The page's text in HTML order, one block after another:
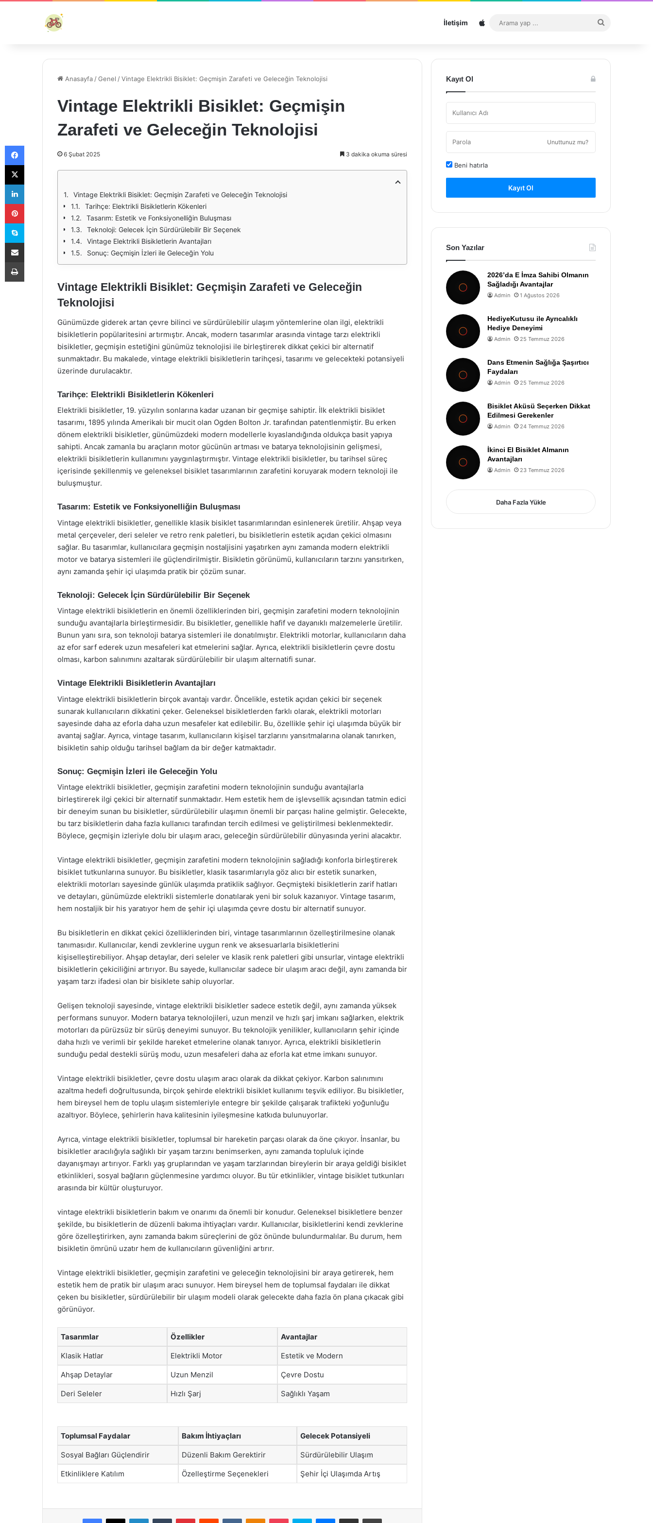
İletişim Sitemap
...
Anasayfa /Genel /Vintage Elektrikli Bisiklet: Geçmişin Zarafeti ve Geleceğin Teknolojisi
Vintage Elektrikli Bisiklet: Geçmişin
Zarafeti ve Geleceğin Teknolojisi
6 Şubat 2025 3 dakika okuma süresi
Vintage Elektrikli Bisiklet: Geçmişin Zarafeti ve Geleceğin Teknolojisi
Tarihçe: Elektrikli Bisikletlerin Kökenleri
Tasarım: Estetik ve Fonksiyonelliğin Buluşması
Teknoloji: Gelecek İçin Sürdürülebilir Bir Seçenek
Vintage Elektrikli Bisikletlerin Avantajları
Sonuç: Geçmişin İzleri ile Geleceğin Yolu
Vintage Elektrikli Bisiklet: Geçmişin Zarafeti ve Geleceğin
Teknolojisi
Günümüzde giderek artan çevre bilinci ve sürdürülebilir ulaşım yöntemlerine olan ilgi, elektrikli
bisikletlerin popülaritesini artırmıştır. Ancak, modern tasarımlar arasında vintage tarzı elektrikli
bisikletler, geçmişin estetiğini günümüz teknolojisi ile birleştirerek dikkat çekici bir alternatif
sunmaktadır. Bu makalede, vintage elektrikli bisikletlerin tarihçesi, tasarımı ve gelecekteki potansiyeli
üzerinde durulacaktır.
Tarihçe: Elektrikli Bisikletlerin Kökenleri
Elektrikli bisikletler, 19. yüzyılın sonlarına kadar uzanan bir geçmişe sahiptir. İlk elektrikli bisiklet
tasarımı, 1895 yılında Amerikalı bir mucit olan Ogden Bolton Jr. tarafından patentlenmiştir. Bu erken
dönem elektrikli bisikletler, günümüzdeki modern modellerle kıyaslandığında oldukça basit yapıya
sahipti. Ancak zamanla bu araçların motor gücünün artması ve batarya teknolojisinin gelişmesi,
elektrikli bisikletlerin kullanımını yaygınlaştırmıştır. Vintage elektrikli bisikletler, bu tarihsel süreç
içerisinde şekillenmiş ve geleneksel bisiklet tasarımlarının zarafetini koruyarak modern teknoloji ile
buluşmuştur.
Tasarım: Estetik ve Fonksiyonelliğin Buluşması
Vintage elektrikli bisikletler, genellikle klasik bisiklet tasarımlarından esinlenerek üretilir. Ahşap veya
metal çerçeveler, deri seleler ve retro renk paletleri, bu bisikletlerin estetik açıdan çekici olmasını
sağlar. Bu tasarımlar, kullanıcılara geçmişin nostaljisini yaşatırken aynı zamanda modern elektrikli
motor ve batarya sistemleri ile güçlendirilmiştir. Bisikletin görünümü, kullanıcıların tarzını yansıtırken,
aynı zamanda şehir içi ulaşımda pratik bir çözüm sunar.
Teknoloji: Gelecek İçin Sürdürülebilir Bir Seçenek
Vintage elektrikli bisikletlerin en önemli özelliklerinden biri, geçmişin zarafetini modern teknolojinin
sunduğu avantajlarla birleştirmesidir. Bu bisikletler, genellikle hafif ve dayanıklı malzemelerle üretilir.
Bunun yanı sıra, son teknoloji batarya sistemleri ile donatılmıştır. Elektrikli motorlar, kullanıcıların daha
az efor sarf ederek uzun mesafeleri kat etmelerini sağlar. Ayrıca, elektrikli bisikletlerin çevre dostu
olması, karbon salınımını azaltarak sürdürülebilir bir ulaşım alternatifi sunar.
Vintage Elektrikli Bisikletlerin Avantajları
Vintage elektrikli bisikletlerin birçok avantajı vardır. Öncelikle, estetik açıdan çekici bir seçenek
sunarak kullanıcıların dikkatini çeker. Geleneksel bisikletlerden farklı olarak, elektrikli motorları
sayesinde daha az eforla daha uzun mesafeler kat edilebilir. Bu, özellikle şehir içi ulaşımda büyük bir
avantaj sağlar. Ayrıca, vintage tasarım, kullanıcıların kişisel tarzlarını yansıtmalarına olanak tanırken,
bisikletin sahip olduğu tarihsel bağlam da bir değer katmaktadır.
Sonuç: Geçmişin İzleri ile Geleceğin Yolu
Vintage elektrikli bisikletler, geçmişin zarafetini modern teknolojinin sunduğu avantajlarla
birleştirerek ilgi çekici bir alternatif sunmaktadır. Hem estetik hem de işlevsellik açısından tatmin edici
bir deneyim sunan bu bisikletler, sürdürülebilir ulaşımın önemli bir parçası haline gelmiştir. Gelecekte,
bu tarz bisikletlerin daha fazla kullanıcı tarafından tercih edilmesi ve geliştirilmesi beklenmektedir.
Böylece, geçmişin izleriyle dolu bir ulaşım aracı, geleceğin sürdürülebilir dünyasında yerini alacaktır.
Vintage elektrikli bisikletler, geçmişin zarafetini modern teknolojinin sağladığı konforla birleştirerek
bisiklet tutkunlarına sunuyor. Bu bisikletler, klasik tasarımlarıyla göz alıcı bir estetik sunarken,
elektrikli motorları sayesinde günlük ulaşımda pratiklik sağlıyor. Geçmişteki bisikletlerin zarif hatları
ve detayları, günümüzde elektrikli sistemlerle donatılarak yeni bir soluk kazanıyor. Vintage tasarım,
hem nostaljik bir his yaratıyor hem de şehir içi ulaşımda çevre dostu bir alternatif sunuyor.
Bu bisikletlerin en dikkat çekici özelliklerinden biri, vintage tasarımlarının özelleştirilmesine olanak
tanımasıdır. Kullanıcılar, kendi zevklerine uygun renk ve aksesuarlarla bisikletlerini
kişiselleştirebiliyor. Ahşap detaylar, deri seleler ve klasik renk paletleri gibi unsurlar, vintage elektrikli
bisikletlerin çekiciliğini artırıyor. Bu sayede, kullanıcılar sadece bir ulaşım aracı değil, aynı zamanda bir
yaşam tarzı ifadesi olan bir bisiklete sahip oluyorlar.
Gelişen teknoloji sayesinde, vintage elektrikli bisikletler sadece estetik değil, aynı zamanda yüksek
performans sunuyor. Modern batarya teknolojileri, uzun menzil ve hızlı şarj imkanı sağlarken, elektrik
motorları da pürüzsüz bir sürüş deneyimi sunuyor. Bu teknolojik yenilikler, kullanıcıların şehir içinde
daha hızlı ve verimli bir şekilde hareket etmelerine olanak tanıyor. Ayrıca, elektrikli bisikletlerin
sunduğu pedal destekli sürüş modu, uzun mesafeleri daha az eforla kat etme imkanı sunuyor.
Vintage elektrikli bisikletler, çevre dostu ulaşım aracı olarak da dikkat çekiyor. Karbon salınımını
azaltma hedefi doğrultusunda, birçok şehirde elektrikli bisiklet kullanımı teşvik ediliyor. Bu bisikletler,
hem bireysel hem de toplu ulaşım sistemleriyle entegre bir şekilde çalışarak trafikteki yoğunluğu
azaltıyor. Böylece, şehirlerin hava kalitesinin iyileşmesine katkıda bulunuyorlar.
Ayrıca, vintage elektrikli bisikletler, toplumsal bir hareketin parçası olarak da öne çıkıyor. İnsanlar, bu
bisikletler aracılığıyla sağlıklı bir yaşam tarzını benimserken, aynı zamanda topluluk içinde
dayanışmayı artırıyor. Farklı yaş gruplarından ve yaşam tarzlarından bireylerin bir araya geldiği bisiklet
etkinlikleri, sosyal bağların güçlenmesine yardımcı oluyor. Bu tür etkinlikler, vintage bisiklet tutkunları
arasında bir kültür oluşturuyor.
vintage elektrikli bisikletlerin bakım ve onarımı da önemli bir konudur. Geleneksel bisikletlere benzer
şekilde, bu bisikletlerin de düzenli bakıma ihtiyaçları vardır. Kullanıcılar, bisikletlerini kendi zevklerine
göre özelleştirirken, aynı zamanda bakım süreçlerini de göz önünde bulundurmalılar. Bu durum, hem
bisikletin ömrünü uzatır hem de kullanıcıların güvenliğini artırır.
Vintage elektrikli bisikletler, geçmişin zarafetini ve geleceğin teknolojisini bir araya getirerek, hem
estetik hem de pratik bir ulaşım aracı sunuyor. Hem bireysel hem de toplumsal faydaları ile dikkat
çeken bu bisikletler, sürdürülebilir bir ulaşım modeli olarak gelecekte daha fazla ön plana çıkacak gibi
görünüyor.
Tasarımlar Özellikler Avantajlar
Klasik Hatlar Elektrikli Motor Estetik ve Modern
Ahşap Detaylar Uzun Menzil Çevre Dostu
Deri Seleler Hızlı Şarj Sağlıklı Yaşam
Toplumsal Faydalar Bakım İhtiyaçları Gelecek Potansiyeli
Sosyal Bağları Güçlendirir Düzenli Bakım Gerektirir Sürdürülebilir Ulaşım
Etkinliklere Katılım Özelleştirme Seçenekleri Şehir İçi Ulaşımda Artış
Facebook
X LinkedInTumblr PinterestReddit VKontakteOdnoklassniki
Pocket Skype Messenger
E-Posta ile paylaş Yazdır
Kayıt Ol
Unuttunuz mu?
Beni hatırla
Kayıt Ol
Son Yazılar
2026’da E İmza Sahibi Olmanın
Sağladığı Avantajlar
Admin 1 Ağustos 2026
HediyeKutusu ile Ayrıcalıklı
Hediye Deneyimi
Admin 25 Temmuz 2026
Dans Etmenin Sağlığa Şaşırtıcı
Faydaları
Admin 25 Temmuz 2026
Bisiklet Aküsü Seçerken Dikkat
Edilmesi Gerekenler
Admin 24 Temmuz 2026
İkinci El Bisiklet Almanın
Avantajları
Admin 23 Temmuz 2026
Daha Fazla Yükle
Facebook
X
LinkedIn
Pinterest
Skype
E-Posta ile paylaş